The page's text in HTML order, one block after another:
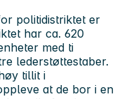
politidistriktet er
har ca. 620
med ti
lederstøttestaber.
tillit i
at de bor i en